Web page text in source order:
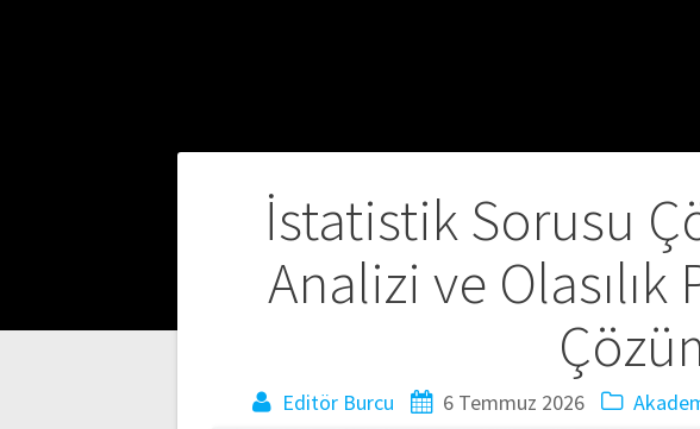
İstatistik Sorusu
Analizi ve
Editör Burcu 6 Temmuz 2026
gezinmesi